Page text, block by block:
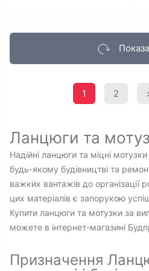
1 2
Ланцюги та
Надійні ланцюги та міцні
будь-якому будівництві та
важких вантажів до організації
цих матеріалів є запорукою
Купити ланцюги та мотузки за
можете в інтернет-магазині
Призначення